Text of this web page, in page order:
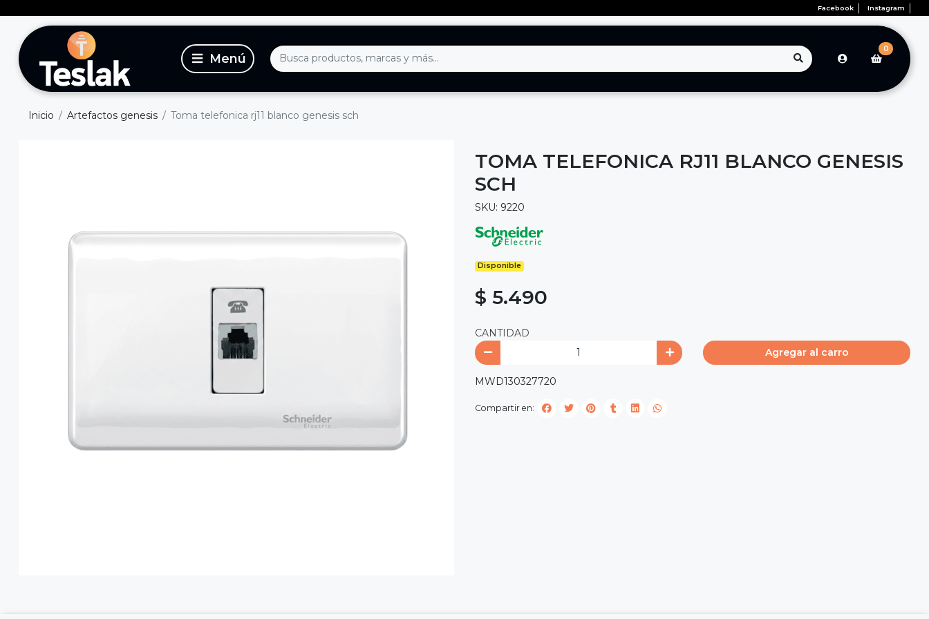
Facebook Instagram
0
Inicio Artefactos genesis Toma telefonica rj11 blanco genesis sch
TOMA TELEFONICA RJ11 BLANCO GENESIS
SCH
SKU: 9220
Disponible
$ 5.490
CANTIDAD
Agregar al carro
MWD130327720
Compartir en: